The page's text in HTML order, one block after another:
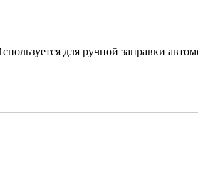
для ручной заправки